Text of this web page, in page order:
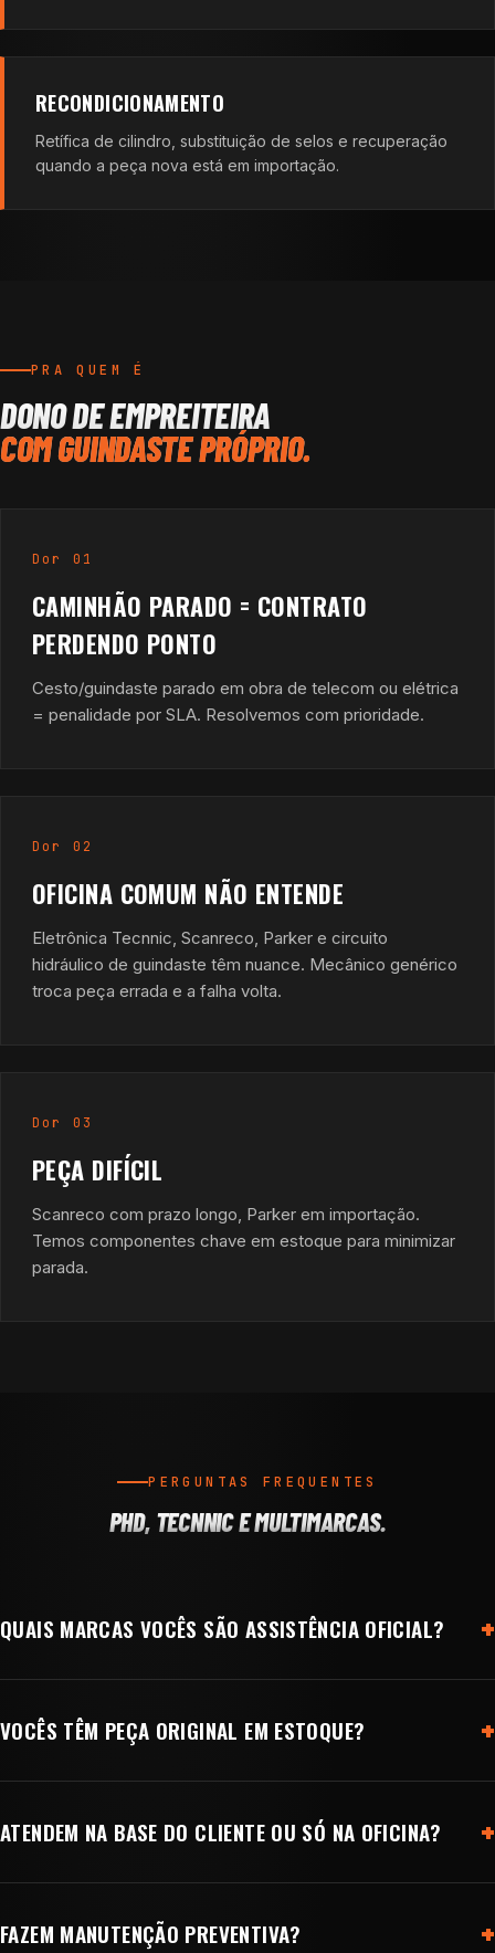
RECONDICIONAMENTO
Retífica de cilindro, substituição de selos e recuperação
quando a peça nova está em importação.
PRA QUEM É
DONO DE EMPREITEIRA
COM GUINDASTE PRÓPRIO.
Dor 01
CAMINHÃO PARADO = CONTRATO
PERDENDO PONTO
Cesto/guindaste parado em obra de telecom ou elétrica
= penalidade por SLA. Resolvemos com prioridade.
Dor 02
OFICINA COMUM NÃO ENTENDE
Eletrônica Tecnnic, Scanreco, Parker e circuito
hidráulico de guindaste têm nuance. Mecânico genérico
troca peça errada e a falha volta.
Dor 03
PEÇA DIFÍCIL
Scanreco com prazo longo, Parker em importação.
Temos componentes chave em estoque para minimizar
parada.
PERGUNTAS FREQUENTES
PHD, TECNNIC E MULTIMARCAS.
QUAIS MARCAS VOCÊS SÃO ASSISTÊNCIA OFICIAL?
VOCÊS TÊM PEÇA ORIGINAL EM ESTOQUE?
ATENDEM NA BASE DO CLIENTE OU SÓ NA OFICINA?
FAZEM MANUTENÇÃO PREVENTIVA?